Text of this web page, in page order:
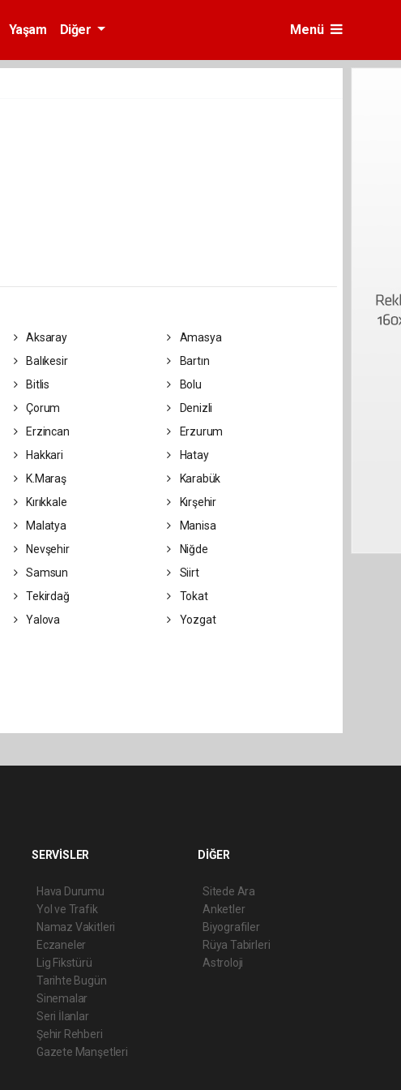
Yaşam Diğer Menü
Aksaray
Amasya
Balıkesir
Bartın
Bitlis
Bolu
Çorum
Denizli
Erzincan
Erzurum
Hakkari
Hatay
K.Maraş
Karabük
Kırıkkale
Kırşehir
Malatya
Manisa
Nevşehir
Niğde
Samsun
Siirt
Tekirdağ
Tokat
Yalova
Yozgat
SERVİSLER
Hava Durumu
Yol ve Trafik
Namaz Vakitleri
Eczaneler
Lig Fikstürü
Tarihte Bugün
Sinemalar
Seri İlanlar
Şehir Rehberi
Gazete Manşetleri
DİĞER
Sitede Ara
Anketler
Biyografiler
Rüya Tabirleri
Astroloji